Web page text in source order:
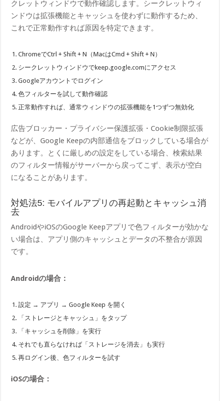
クレットウィンドウで動作確認します。シークレットウィ
ンドウは拡張機能とキャッシュを使わずに動作するため、
これで正常動作すれば原因を特定できます。
ChromeでCtrl + Shift + N（MacはCmd + Shift + N）
シークレットウィンドウでkeep.google.comにアクセス
Googleアカウントでログイン
色フィルターを試して動作確認
正常動作すれば、通常ウィンドウの拡張機能を1つずつ無効化
広告ブロッカー・プライバシー保護拡張・Cookie制限拡張
などが、Google Keepの内部通信をブロックしている場合が
あります。とくに厳しめの設定をしている場合、検索結果
のフィルター情報がサーバーから戻ってこず、表示が空白
になることがあります。
対処法5: モバイルアプリの再起動とキャッシュ消
去
AndroidやiOSのGoogle Keepアプリで色フィルターが効かな
い場合は、アプリ側のキャッシュとデータの不整合が原因
です。
Androidの場合：
設定 → アプリ → Google Keep を開く
「ストレージとキャッシュ」をタップ
「キャッシュを削除」を実行
それでも直らなければ「ストレージを消去」も実行
再ログイン後、色フィルターを試す
iOSの場合：